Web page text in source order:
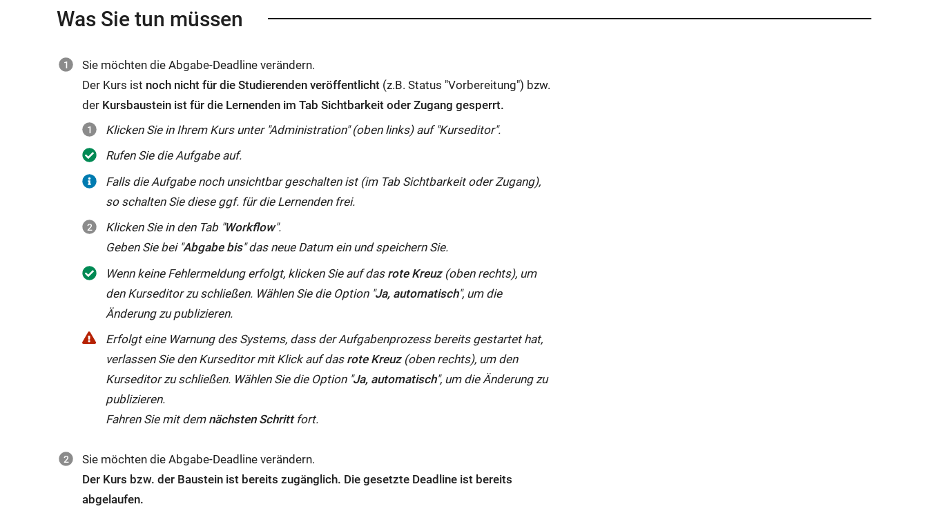
Was Sie tun müssen
Sie möchten die Abgabe-Deadline verändern.
Der Kurs ist noch nicht für die Studierenden veröffentlicht (z.B. Status "Vorbereitung") bzw.
der Kursbaustein ist für die Lernenden im Tab Sichtbarkeit oder Zugang gesperrt.
Klicken Sie in Ihrem Kurs unter "Administration" (oben links) auf "Kurseditor".
Rufen Sie die Aufgabe auf.
Falls die Aufgabe noch unsichtbar geschalten ist (im Tab Sichtbarkeit oder Zugang),
so schalten Sie diese ggf. für die Lernenden frei.
Klicken Sie in den Tab "Workflow".
Geben Sie bei "Abgabe bis" das neue Datum ein und speichern Sie.
Wenn keine Fehlermeldung erfolgt, klicken Sie auf dasrote Kreuz(oben rechts), um
den Kurseditor zu schließen. Wählen Sie die Option "Ja, automatisch", um die
Änderung zu publizieren.
Erfolgt eine Warnung des Systems, dass der Aufgabenprozess bereits gestartet hat,
verlassen Sie den Kurseditor mit Klick auf dasrote Kreuz(oben rechts), um den
Kurseditor zu schließen. Wählen Sie die Option "Ja, automatisch", um die Änderung zu
publizieren.
Fahren Sie mit dem nächsten Schrittfort.
Sie möchten die Abgabe-Deadline verändern.
Der Kurs bzw. der Baustein ist bereits zugänglich. Die gesetzte Deadline ist bereits
abgelaufen.